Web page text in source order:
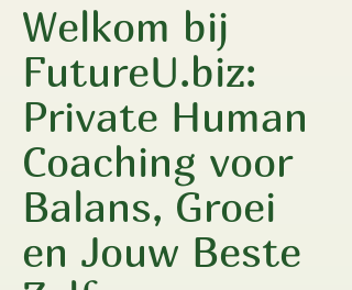
Welkom bij
FutureU.biz:
Private Human
Coaching voor
Balans, Groei
en Jouw Beste